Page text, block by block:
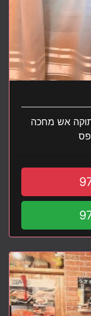
מותוקה אש מחכה